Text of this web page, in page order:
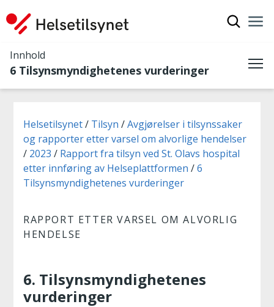
Innhold
6 Tilsynsmyndighetenes vurderinger
Du er her:
Helsetilsynet Tilsyn
Avgjørelser i tilsynssaker
og rapporter etter varsel om alvorlige hendelser
2023
Rapport fra tilsyn ved St. Olavs hospital
etter innføring av Helseplattformen
6
Tilsynsmyndighetenes vurderinger
RAPPORT ETTER VARSEL OM ALVORLIG
HENDELSE
6. Tilsynsmyndighetenes
vurderinger